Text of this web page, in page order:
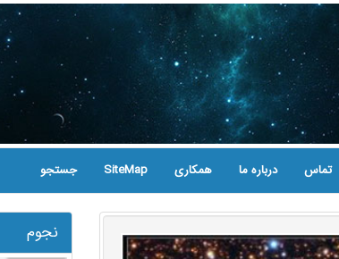
تماس درباره ما همکاری SiteMap جستجو
نجوم